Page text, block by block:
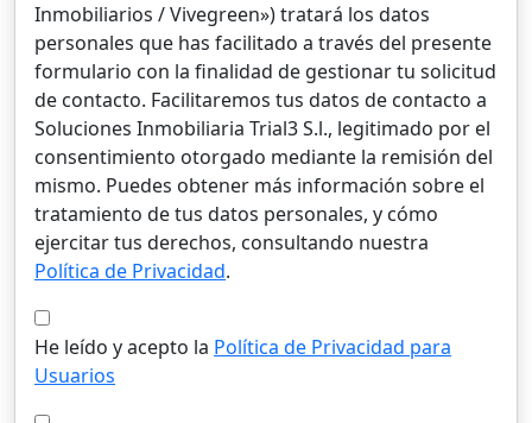
Inmobiliarios / Vivegreen») tratará los datos
personales que has facilitado a través del presente
formulario con la finalidad de gestionar tu solicitud
de contacto. Facilitaremos tus datos de contacto a
Soluciones Inmobiliaria Trial3 S.l., legitimado por el
consentimiento otorgado mediante la remisión del
mismo. Puedes obtener más información sobre el
tratamiento de tus datos personales, y cómo
ejercitar tus derechos, consultando nuestra
Política de Privacidad.
He leído y acepto la Política de Privacidad para
Usuarios